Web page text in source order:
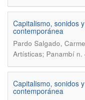
Capitalismo, sonidos
contemporánea
Pardo Salgado,
Artísticas; Panambí
Capitalismo, sonidos
contemporánea